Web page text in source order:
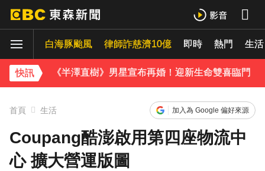
白海豚颱風 律師詐慈濟10億 即時 熱門 生活
快訊
《理財達人秀》X 安聯投信免費講座報名中！搶先卡位 2027
《半澤直樹》男星宣布再婚！迎新生命雙喜臨門
涉製毒、跨國販毒！埃及女星被判死刑
美國抗癌網紅拒安寧！家屬證實死訊 得年26歲
首頁 生活 加入為 Google 偏好來源
Coupang酷澎啟用第四座物流中
心 擴大營運版圖